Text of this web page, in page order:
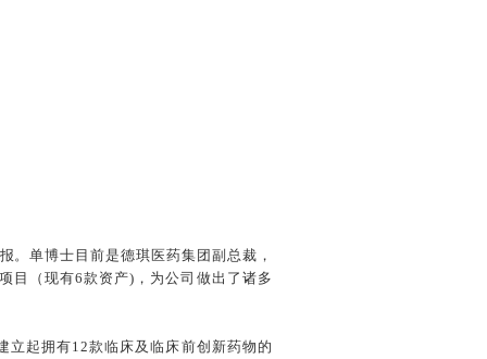
。单博士目前是德琪医药集团副总裁，
目（现有6款资产)，为公司做出了诸多
立起拥有12款临床及临床前创新药物的